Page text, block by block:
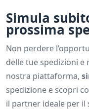
Simula
prossima
Non perdere
delle tue spedizioni e
nostra piattaforma,
spedizione e scopri
il partner ideale per il